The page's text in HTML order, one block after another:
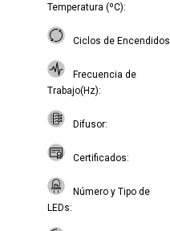
Temperatura (ºC)
Ciclos de Encendidos
Frecuencia de
Trabajo(Hz)
Difusor
Certificados
Número y Tipo de
LEDs